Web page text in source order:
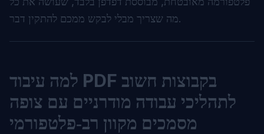
מה שצריך מבלי לבקש ממכם להתקין דבר.
למה עיבוד PDF בקבוצות חשוב
לתהליכי עבודה מודרניים עם צופה
מסמכים מקוון רב‑פלטפורמי